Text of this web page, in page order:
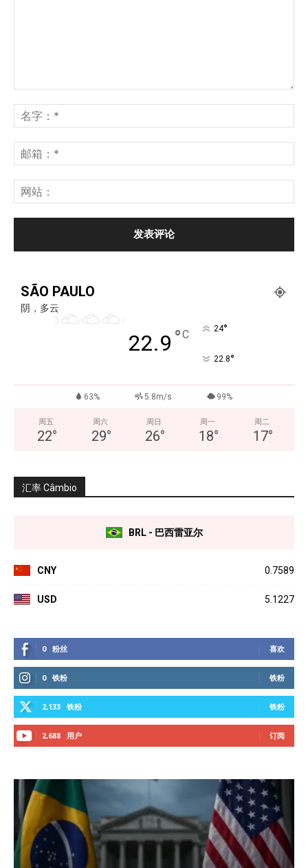
SÃO PAULO
阴，多云
22.9 °C 24°
22.8°
63% 5.8m/s 99%
周五
22°
周六
29°
周日
26°
周一
18°
周二
17°
汇率 Câmbio
BRL - 巴西雷亚尔
CNY 0.7589
USD 5.1227
0 粉丝 喜欢
0 铁粉 铁粉
2,133 铁粉 铁粉
2,688 用户 订阅